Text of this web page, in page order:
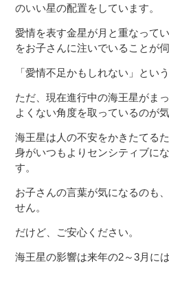
のいい星の配置をしています。
愛情を表す金星が月と重なって
をお子さんに注いでいることが伺
「愛情不足かもしれない」とい
ただ、現在進行中の海王星がま
よくない角度を取っているのが
海王星は人の不安をかきたてる
身がいつもよりセンシティブに
す。
お子さんの言葉が気になるのも
せん。
だけど、ご安心ください。
海王星の影響は来年の2～3月に